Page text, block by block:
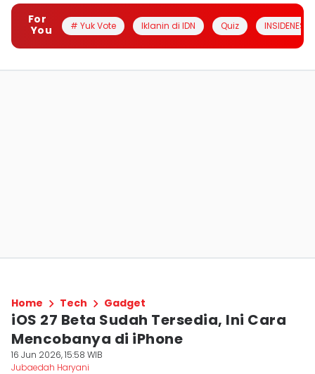
For
You
# Yuk Vote Iklanin di IDN Quiz INSIDENESIA
Home Tech Gadget
iOS 27 Beta Sudah Tersedia, Ini Cara
Mencobanya di iPhone
16 Jun 2026, 15:58 WIB
Jubaedah Haryani